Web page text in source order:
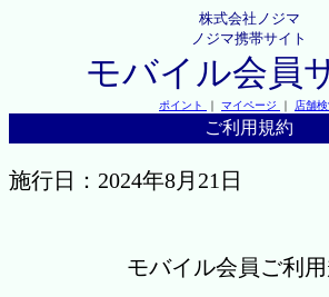
株式会社ノジマ
ノジマ携帯サイト
モバイル会員
ポイント ｜ マイページ ｜ 店舗
ご利用規約
施行日：2024年8月21日
モバイル会員ご利